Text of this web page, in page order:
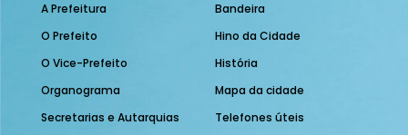
A Prefeitura
O Prefeito
O Vice-Prefeito
Organograma
Secretarias e Autarquias
Bandeira
Hino da Cidade
História
Mapa da cidade
Telefones úteis